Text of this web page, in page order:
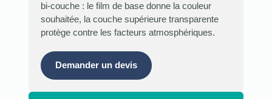
bi-couche : le film de base donne la couleur
souhaitée, la couche supérieure transparente
protège contre les facteurs atmosphériques.
Demander un devis